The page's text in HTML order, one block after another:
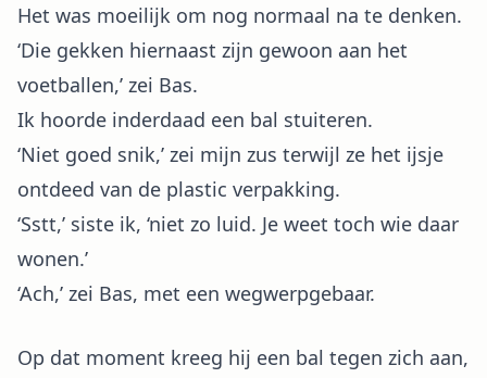
Het was moeilijk om nog normaal na te denken.
‘Die gekken hiernaast zijn gewoon aan het
voetballen,’ zei Bas.
Ik hoorde inderdaad een bal stuiteren.
‘Niet goed snik,’ zei mijn zus terwijl ze het ijsje
ontdeed van de plastic verpakking.
‘Sstt,’ siste ik, ‘niet zo luid. Je weet toch wie daar
wonen.’
‘Ach,’ zei Bas, met een wegwerpgebaar.
Op dat moment kreeg hij een bal tegen zich aan,